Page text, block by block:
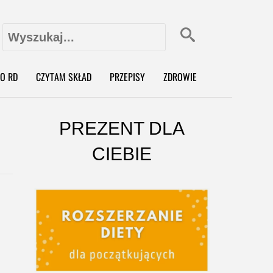
Szukaj:
RD CZYTAM SKŁAD PRZEPISY ZDROWIE
PREZENT DLA
CIEBIE
X